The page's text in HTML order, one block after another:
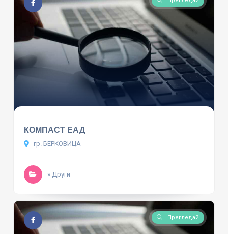
КОМПАСТ ЕАД
гр. БЕРКОВИЦА
» Други
Прегледай